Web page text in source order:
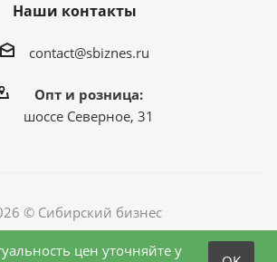
Наши контакты
contact@sbiznes.ru
Опт и розница:
шоссе Северное, 31
© Сибирский бизнес
цен уточняйте у